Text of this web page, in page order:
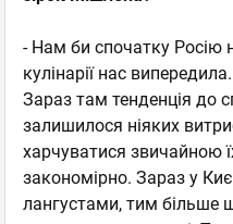
- Нам би спочатку Росію
кулінарії нас
Зараз там тенденція до
залишилося ніяких
харчуватися звичайною
закономірно. Зараз у
лангустами, тим більше